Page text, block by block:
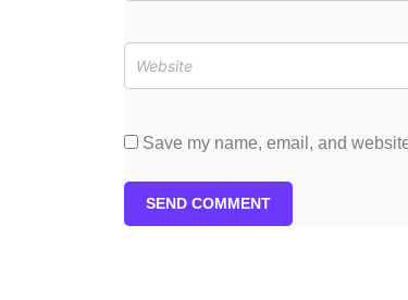
Save my name, email, and
SEND COMMENT